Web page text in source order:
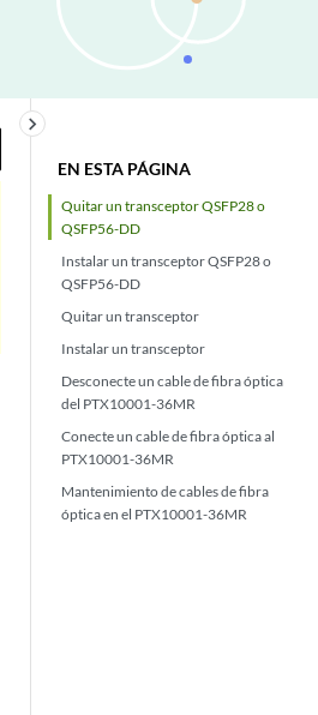
EN ESTA PÁGINA
Quitar un transceptor QSFP28 o
QSFP56-DD
Instalar un transceptor QSFP28 o
QSFP56-DD
Quitar un transceptor
Instalar un transceptor
Desconecte un cable de fibra óptica
del PTX10001-36MR
Conecte un cable de fibra óptica al
PTX10001-36MR
Mantenimiento de cables de fibra
óptica en el PTX10001-36MR
keyboard_arrow_right